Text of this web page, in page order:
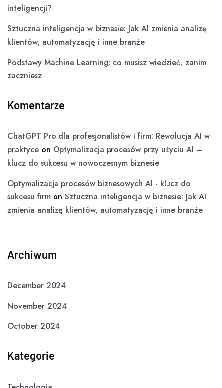
inteligencji?
Sztuczna inteligencja w biznesie: Jak AI zmienia analizę
klientów, automatyzację i inne branże
Podstawy Machine Learning: co musisz wiedzieć, zanim
zaczniesz
Komentarze
ChatGPT Pro dla profesjonalistów i firm: Rewolucja AI w
praktyce on Optymalizacja procesów przy użyciu AI –
klucz do sukcesu w nowoczesnym biznesie
Optymalizacja procesów biznesowych AI - klucz do
sukcesu firm on Sztuczna inteligencja w biznesie: Jak AI
zmienia analizę klientów, automatyzację i inne branże
Archiwum
December 2024
November 2024
October 2024
Kategorie